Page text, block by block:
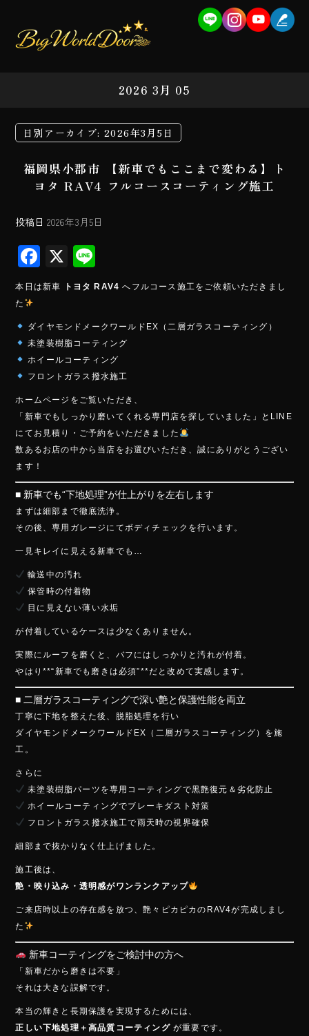
2026 3月 05
日別アーカイブ: 2026年3月5日
福岡県小郡市 【新車でもここまで変わる】ト
ヨタ RAV4 フルコースコーティング施工
投稿日 2026年3月5日
F
ac
e
b
o
ok
X
ne
本日は新車 トヨタ RAV4 へフルコース施工をご依頼いただきまし
た
ダイヤモンドメークワールドEX（二層ガラスコーティング）
未塗装樹脂コーティング
ホイールコーティング
フロントガラス撥水施工
ホームページをご覧いただき、
「新車でもしっかり磨いてくれる専門店を探していました」とLINE
にてお見積り・ご予約をいただきました
数あるお店の中から当店をお選びいただき、誠にありがとうござい
ます！
■ 新車でも“下地処理”が仕上がりを左右します
まずは細部まで徹底洗浄。
その後、専用ガレージにてボディチェックを行います。
一見キレイに見える新車でも…
輸送中の汚れ
保管時の付着物
目に見えない薄い水垢
が付着しているケースは少なくありません。
実際にルーフを磨くと、バフにはしっかりと汚れが付着。
やはり**“新車でも磨きは必須”**だと改めて実感します。
■ 二層ガラスコーティングで深い艶と保護性能を両立
丁寧に下地を整えた後、脱脂処理を行い
ダイヤモンドメークワールドEX（二層ガラスコーティング）を施
工。
さらに
未塗装樹脂パーツを専用コーティングで黒艶復元＆劣化防止
ホイールコーティングでブレーキダスト対策
フロントガラス撥水施工で雨天時の視界確保
細部まで抜かりなく仕上げました。
施工後は、
艶・映り込み・透明感がワンランクアップ
ご来店時以上の存在感を放つ、艶々ピカピカのRAV4が完成しまし
た
新車コーティングをご検討中の方へ
「新車だから磨きは不要」
それは大きな誤解です。
本当の輝きと長期保護を実現するためには、
正しい下地処理＋高品質コーティングが重要です。